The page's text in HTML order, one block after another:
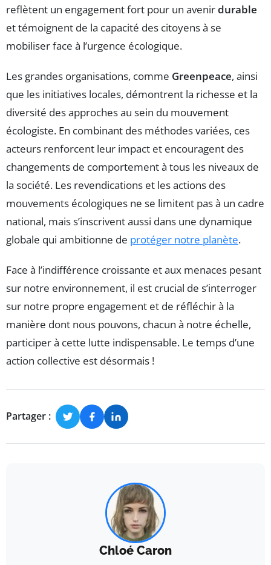
reflètent un engagement fort pour un avenirdurable
et témoignent de la capacité des citoyens à se
mobiliser face à l’urgence écologique.
Les grandes organisations, comme Greenpeace, ainsi
que les initiatives locales, démontrent la richesse et la
diversité des approches au sein du mouvement
écologiste. En combinant des méthodes variées, ces
acteurs renforcent leur impact et encouragent des
changements de comportement à tous les niveaux de
la société. Les revendications et les actions des
mouvements écologiques ne se limitent pas à un cadre
national, mais s’inscrivent aussi dans une dynamique
globale qui ambitionne de protéger notre planète.
Face à l’indifférence croissante et aux menaces pesant
sur notre environnement, il est crucial de s’interroger
sur notre propre engagement et de réfléchir à la
manière dont nous pouvons, chacun à notre échelle,
participer à cette lutte indispensable. Le temps d’une
action collective est désormais !
Partager :
Chloé Caron